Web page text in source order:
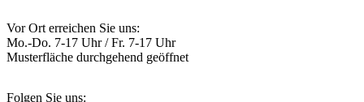
Vor Ort erreichen Sie uns:
Mo.-Do. 7-17 Uhr / Fr. 7-17 Uhr
Musterfläche durchgehend geöffnet
Folgen Sie uns: